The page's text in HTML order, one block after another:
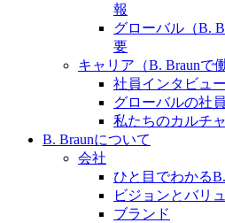
お問合せ先、価格情報、E-
ま向けの情報スペースです。
お問合せフォームより、ご
報
グローバル（B.
要
キャリア（B. Braunで
社員インタビュー
グローバルの社
私たちのカルチ
B. Braunについて
会社
ひと目でわかる
ビジョンとバリ
ブランド